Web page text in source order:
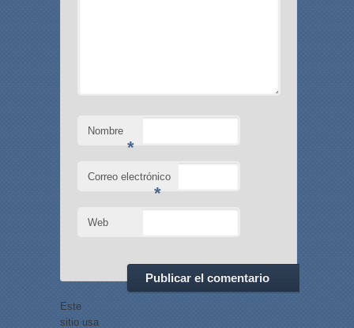
Nombre
*
Correo electrónico
*
Web
Este
sitio usa